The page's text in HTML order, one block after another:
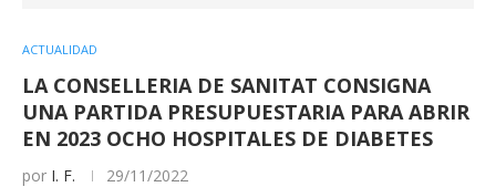
ACTUALIDAD
LA CONSELLERIA DE SANITAT CONSIGNA
UNA PARTIDA PRESUPUESTARIA PARA ABRIR
EN 2023 OCHO HOSPITALES DE DIABETES
por I. F. 29/11/2022